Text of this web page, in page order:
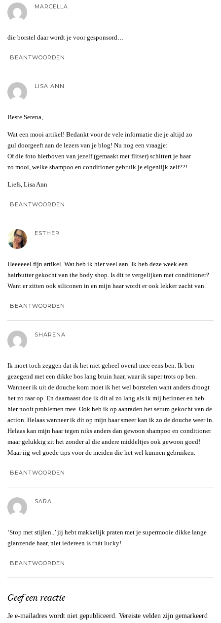
MARCELLA
die borstel daar wordt je voor gesponsord…
BEANTWOORDEN
LISA ANN
Beste Serena,
Wat een mooi artikel! Bedankt voor de vele informatie die je altijd zo
gul doorgeeft aan de lezers van je blog! Nu nog een vraagje:
Of die foto hierboven van jezelf (gemaakt met flitser) schittert je haar
zo mooi, welke shampoo en conditioner gebruik je eigenlijk zelf??!
Liefs, Lisa Ann
BEANTWOORDEN
ESTHER
Heeeeeel fijn artikel. Wat heb ik hier veel aan. Ik heb deze week een
hairbutter gekocht van the body shop. Is dit te vergelijken met conditioner?
Want er zitten ook siliconen in en mijn haar wordt er ook lekker zacht van.
BEANTWOORDEN
SHARENA
Ik moet toch zeggen dat ik het niet geheel overal mee eens ben. Ik ben
gezegend met een dikke bos lang bruin haar, waar ik super trots op ben.
Wanneer ik uit de douche kom moet ik het wel borstelen want anders droogt
het zo raar op. En daarnaast doe ik dit al zo lang als ik mij herinner en heb
hier nooit problemen mee. Ook heb ik op aanraden het serum gekocht van de
action. Helaas wanneer ik dit op mijn haar smeer kan ik zo de douche weer in.
Helaas kan mijn haar tegen niks anders dan gewoon shampoo en conditioner
maar gelukkig zit het zonder al die andere middeltjes ook gewoon goed!
Maar iig wel goede tips voor de meiden die het wel kunnen gebruiken.
BEANTWOORDEN
SARA
‘Stop met stijlen..’ jij hebt makkelijk praten met je supermooie dikke lange
glanzende haar, niet iedereen is thát lucky!
BEANTWOORDEN
Geef een reactie
Je e-mailadres wordt niet gepubliceerd. Vereiste velden zijn gemarkeerd